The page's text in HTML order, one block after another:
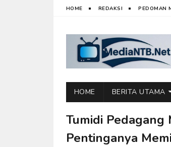
HOME REDAKSI PEDOMAN
HOME BERITA UTAMA
Tumidi Pedagang
Pentinganya